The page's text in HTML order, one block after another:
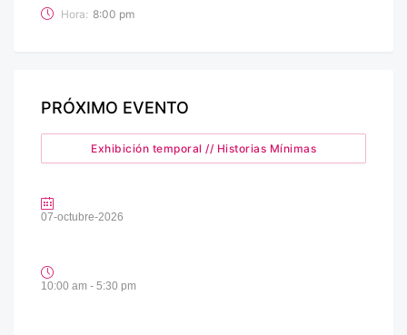
Hora: 8:00 pm
PRÓXIMO EVENTO
Exhibición temporal // Historias Mínimas
07-octubre-2026
10:00 am - 5:30 pm